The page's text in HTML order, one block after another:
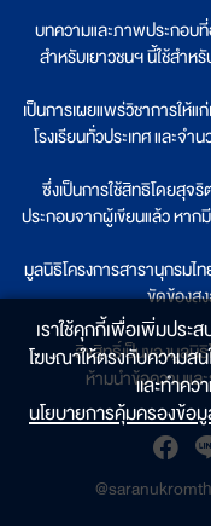
บทความและภาพประกอบที่
สำหรับเยาวชนฯ นี้ใช้สำ
เป็นการเผยแพร่วิชาการให้แ
โรงเรียนทั่วประเทศ และจ
ซึ่งเป็นการใช้สิทธิโดยสุ
ประกอบจากผู้เขียนแล้ว หาก
มูลนิธิโครงการสารานุกรมไ
ขัดข้องส
ลิขสิทธิ์เป็นของมูลนิ
ห้ามนำข้อความแล
เราใช้คุกกี้เพื่อเพิ่มประ
โฆษณาให้ตรงกับความสน
และทำคว
นโยบายการคุ้มครองข้อ